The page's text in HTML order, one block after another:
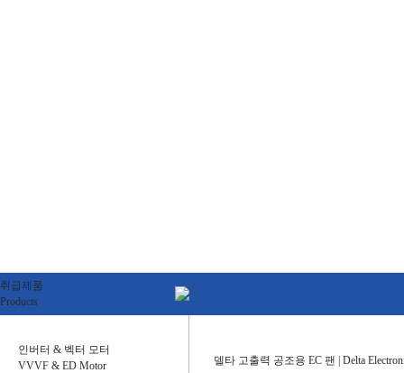
취급제품
Products
인버터 & 벡터 모터
VVVF & ED Motor
델타 고출력 공조용 EC 팬 | Delta